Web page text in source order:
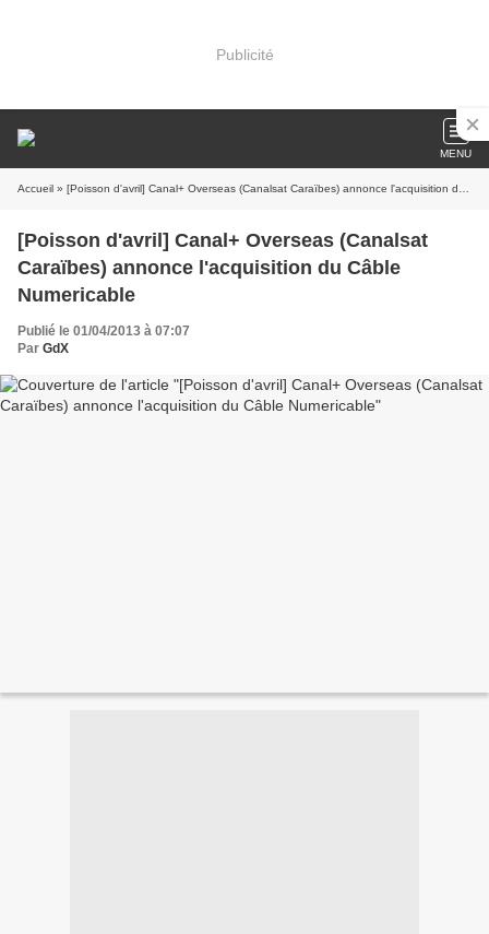
Publicité
MENU
Accueil » [Poisson d'avril] Canal+ Overseas (Canalsat Caraïbes) annonce l'acquisition du Câble Numericable
[Poisson d'avril] Canal+ Overseas (Canalsat
Caraïbes) annonce l'acquisition du Câble
Numericable
Publié le 01/04/2013 à 07:07
Par GdX